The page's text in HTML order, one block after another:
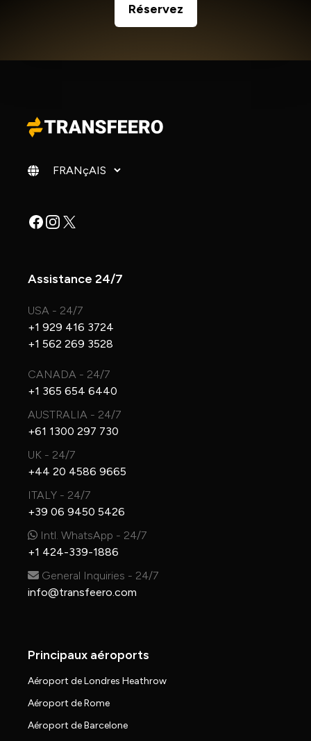
Réservez
Changer de langue
Facebook
Instagram
X
Assistance 24/7
USA - 24/7
+1 929 416 3724
+1 562 269 3528
CANADA - 24/7
+1 365 654 6440
AUSTRALIA - 24/7
+61 1300 297 730
UK - 24/7
+44 20 4586 9665
ITALY - 24/7
+39 06 9450 5426
Intl. WhatsApp - 24/7
+1 424-339-1886
General Inquiries - 24/7
info@transfeero.com
Principaux aéroports
Aéroport de Londres Heathrow
Aéroport de Rome
Aéroport de Barcelone